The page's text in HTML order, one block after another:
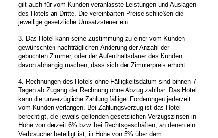
gilt auch für vom Kunden veranlasste Leistungen und Auslagen
des Hotels an Dritte. Die vereinbarten Preise schließen die
jeweilige gesetzliche Umsatzsteuer ein.
3. Das Hotel kann seine Zustimmung zu einer vom Kunden
gewünschten nachträglichen Änderung der Anzahl der
gebuchten Zimmer, oder der Aufenthaltsdauer des Kunden
davon abhängig machen, dass sich der Zimmerpreis erhöht.
4. Rechnungen des Hotels ohne Fälligkeitsdatum sind binnen 7
Tagen ab Zugang der Rechnung ohne Abzug zahlbar. Das Hotel
kann die unverzügliche Zahlung fälliger Forderungen jederzeit
vom Kunden verlangen. Bei Zahlungsverzug ist das Hotel
berechtigt, die jeweils geltenden gesetzlichen Verzugszinsen in
Höhe von derzeit 6% bzw. bei Rechtsgeschäften, an denen ein
Verbraucher beteiligt ist, in Höhe von 5% über dem